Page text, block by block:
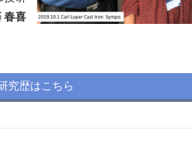
春喜
究歴はこちら